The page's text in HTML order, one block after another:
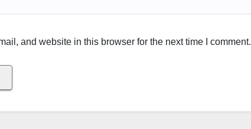
and website in this browser for the next time I comment.